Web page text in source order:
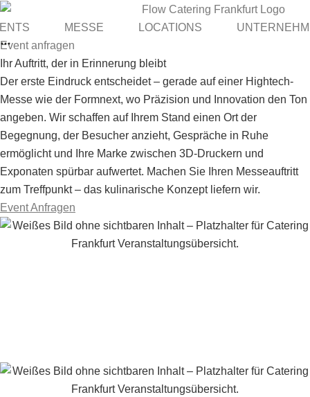
MESSE LOCATIONS
Event anfragen
Ihr Auftritt, der in Erinnerung bleibt
Der erste Eindruck entscheidet – gerade auf einer Hightech-
Messe wie der Formnext, wo Präzision und Innovation den Ton
angeben. Wir schaffen auf Ihrem Stand einen Ort der
Begegnung, der Besucher anzieht, Gespräche in Ruhe
ermöglicht und Ihre Marke zwischen 3D-Druckern und
Exponaten spürbar aufwertet. Machen Sie Ihren Messeauftritt
zum Treffpunkt – das kulinarische Konzept liefern wir.
Event Anfragen